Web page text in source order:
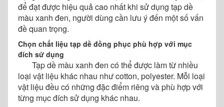
để đạt được hiệu quả cao nhất khi sử dụng tạp dề
màu xanh đen, người dùng cần lưu ý đến một số vấn
đề quan trọng.
Chọn chất liệu tạp dề đồng phục phù hợp với mục
đích sử dụng
Tạp dề màu xanh đen có thể được làm từ nhiều
loại vật liệu khác nhau như cotton, polyester. Mỗi loại
vật liệu đều có những đặc điểm riêng và phù hợp với
từng mục đích sử dụng khác nhau.